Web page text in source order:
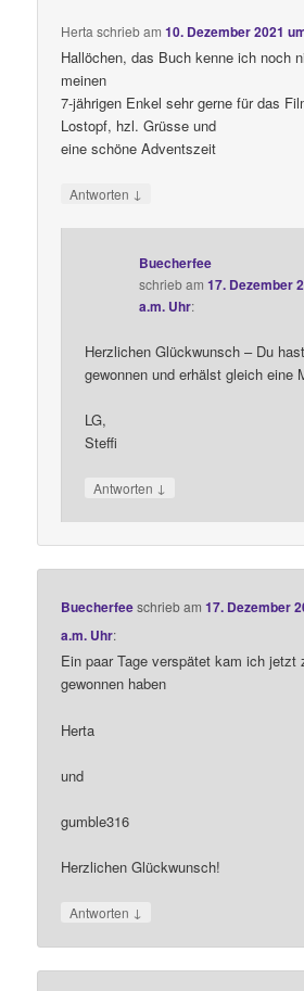
Herta schriebam10. Dezember 2021
Hallöchen, das Buch kenne ich noch
meinen
7-jährigen Enkel sehr gerne für das
Lostopf, hzl. Grüsse und
eine schöne Adventszeit
Antworten ↓
Buecherfee
schriebam17. Dezember
a.m. Uhr:
Herzlichen Glückwunsch – Du
gewonnen und erhälst gleich eine
LG,
Steffi
Antworten ↓
Buecherfeeschriebam17. Dezember
a.m. Uhr:
Ein paar Tage verspätet kam ich jetzt
gewonnen haben
Herta
und
gumble316
Herzlichen Glückwunsch!
Antworten ↓